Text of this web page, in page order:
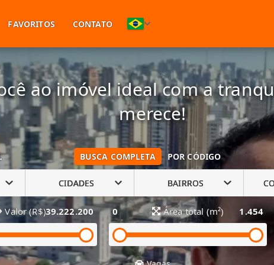
(11) 94748-1601
FAVORITOS CONTATO
ao imóvel ideal com a
merece!
BUSCA COMPLETA POR CÓDIGO
CIDADES BAIRROS
Valor (R$)39.222.200 0 Área total (m²) 1.454